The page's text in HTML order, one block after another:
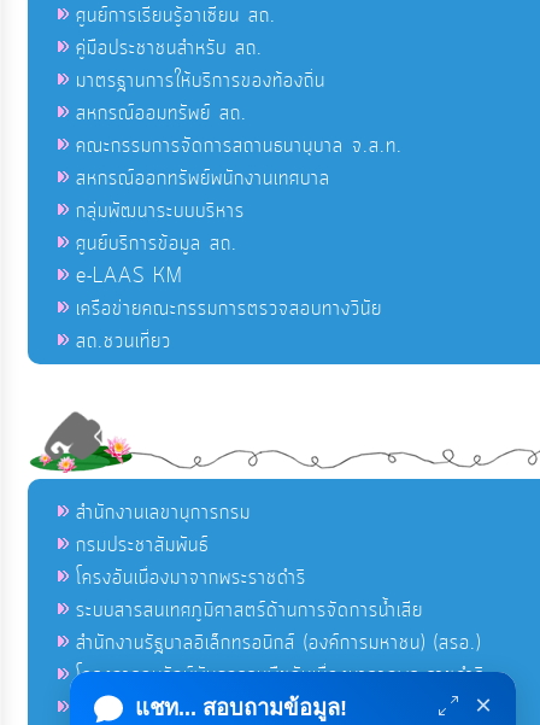
ศูนย์การเรียนรู้อาเซียน สถ.
คู่มือประชาชนสำหรับ สถ.
มาตรฐานการให้บริการของท้องถิ่น
สหกรณ์ออมทรัพย์ สถ.
คณะกรรมการจัดการสถานธนานุบาล จ.ส.ท.
สหกรณ์ออกทรัพย์พนักงานเทศบาล
กลุ่มพัฒนาระบบบริหาร
ศูนย์บริการข้อมูล สถ.
e-LAAS KM
เครือข่ายคณะกรรมการตรวจสอบทางวินัย
สถ.ชวนเที่ยว
สำนักงานเลขานุการกรม
กรมประชาสัมพันธ์
โครงอันเนื่องมาจากพระราชดำริ
ระบบสารสนเทศภูมิศาสตร์ด้านการจัดการน้ำเสีย
สำนักงานรัฐบาลอิเล็กทรอนิกส์ (องค์การมหาชน) (สรอ.)
โครงการอนุรักษ์พันธุกรรมพืชอันเนื่องมาจากพระราชดำริ
คลังข่าวมหาไทย
แชท... สอบถามข้อมูล! ×